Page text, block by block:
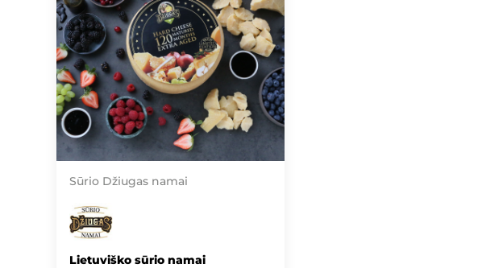
Sūrio Džiugas namai
Lietuviško sūrio namai